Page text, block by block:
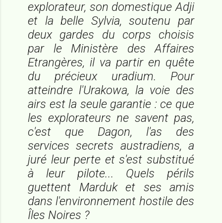
explorateur, son domestique Adji
et la belle Sylvia, soutenu par
deux gardes du corps choisis
par le Ministère des Affaires
Etrangères, il va partir en quête
du précieux uradium. Pour
atteindre l'Urakowa, la voie des
airs est la seule garantie : ce que
les explorateurs ne savent pas,
c'est que Dagon, l'as des
services secrets austradiens, a
juré leur perte et s'est substitué
à leur pilote... Quels périls
guettent Marduk et ses amis
dans l'environnement hostile des
Îles Noires ?